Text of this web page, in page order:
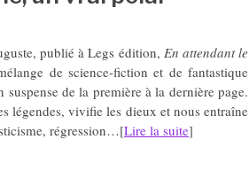
publié à Legs édition, En attendant le
de science-fiction et de fantastique
de la première à la dernière page.
légendes, vivifie les dieux et nous entraîne
régression…[Lire la suite]